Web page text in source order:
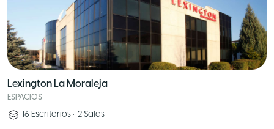
Lexington La Moraleja
ESPACIOS
16 Escritorios • 2 Salas